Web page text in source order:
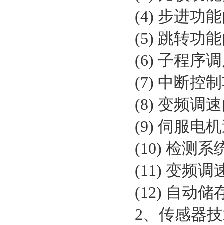
(4) 步进功
(5) 跳转功
(6) 子程序
(7) 中断控
(8) 变频调
(9) 伺服电
(10) 检测系
(11) 变频调
(12) 自动储
2、传感器